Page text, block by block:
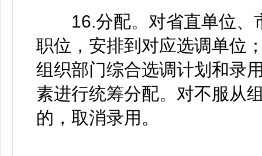
16.分配。对省直单位、
职位，安排到对应选调单位
组织部门综合选调计划和录
素进行统筹分配。对不服从
的，取消录用。